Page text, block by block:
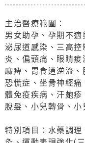
主治醫療範圍：
男女助孕、孕期不適
泌尿道感染、三高
炎、偏頭痛、眼睛
麻痺、胃食道逆流、
恐慌症、坐骨神經痛
體免疫疾病、汗皰疹
脫髮、小兒轉骨、
特別項目：水藥調